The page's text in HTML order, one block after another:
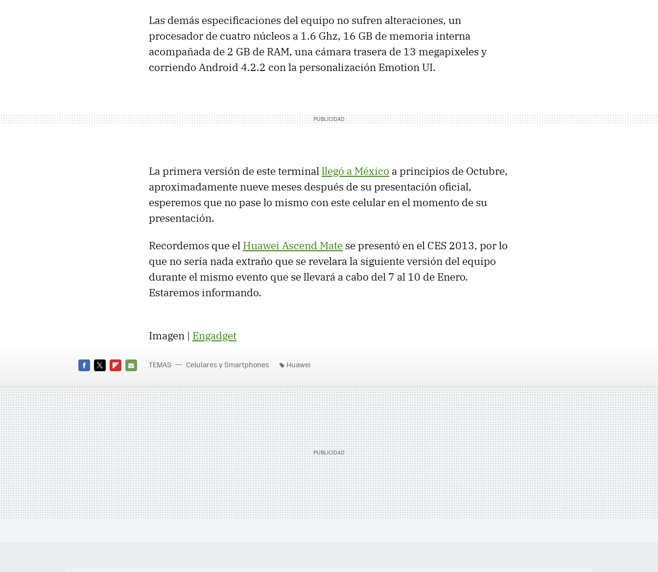
Las demás especificaciones del equipo no sufren alteraciones, un
procesador de cuatro núcleos a 1.6 Ghz, 16 GB de memoria interna
acompañada de 2 GB de RAM, una cámara trasera de 13 megapixeles y
corriendo Android 4.2.2 con la personalización Emotion UI.
La primera versión de este terminalllegó a México a principios de Octubre,
aproximadamente nueve meses después de su presentación oficial,
esperemos que no pase lo mismo con este celular en el momento de su
presentación.
Recordemos que el Huawei Ascend Mate se presentó en el CES 2013, por lo
que no sería nada extraño que se revelara la siguiente versión del equipo
durante el mismo evento que se llevará a cabo del 7 al 10 de Enero.
Estaremos informando.
Imagen | Engadget
MAIL
TEMAS Celulares y Smartphones Huawei